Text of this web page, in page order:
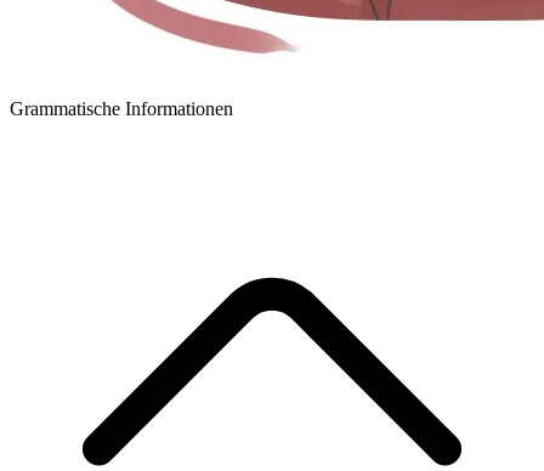
Grammatische Informationen